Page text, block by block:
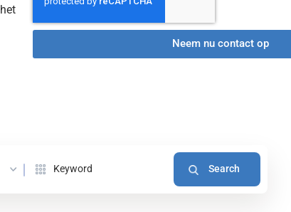
Neem nu contact op